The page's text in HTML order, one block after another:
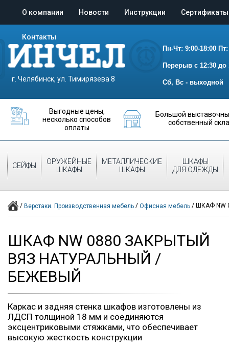
О компании Новости Инструкции Сертификаты
Контакты
г. Челябинск, ул. Тимирязева 8
Пн-Чт: 9:00-18:00
Перерыв с 12:30 до
Сб, Вс - выходной
Выгодные цены,
несколько способов
оплаты
Большой
собственный
СЕЙФЫ
ОРУЖЕЙНЫЕ
ШКАФЫ
МЕТАЛЛИЧЕСКИЕ
ШКАФЫ
ШКАФЫ
ДЛЯ ОДЕЖДЫ
/ Верстаки. Производственная мебель/ Офисная мебель/ ШКАФ NW
ШКАФ NW 0880 ЗАКРЫТЫЙ
ВЯЗ НАТУРАЛЬНЫЙ /
БЕЖЕВЫЙ
Каркас и задняя стенка шкафов изготовлены из
ЛДСП толщиной 18 мм и соединяются
эксцентриковыми стяжками, что обеспечивает
высокую жесткость конструкции